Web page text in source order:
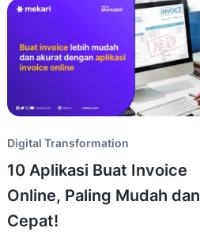
Digital Transformation
10 Aplikasi Buat Invoice
Online, Paling Mudah dan
Cepat!